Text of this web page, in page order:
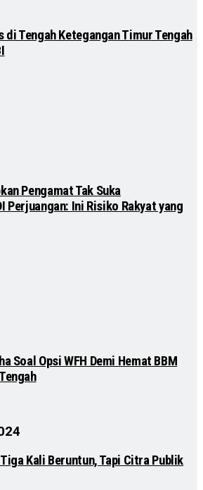
di Tengah Ketegangan Timur Tengah
Pengamat Tak Suka
Perjuangan: Ini Risiko Rakyat yang
Soal Opsi WFH Demi Hemat BBM
Kali Beruntun, Tapi Citra Publik